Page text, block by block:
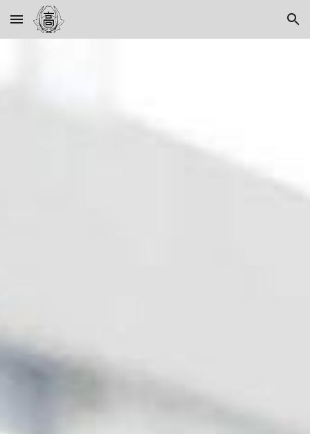
Skip to main content Skip to navigation